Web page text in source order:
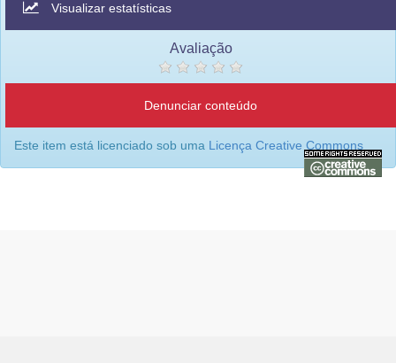
Visualizar estatísticas
Avaliação
Denunciar conteúdo
Este item está licenciado sob uma Licença Creative Commons